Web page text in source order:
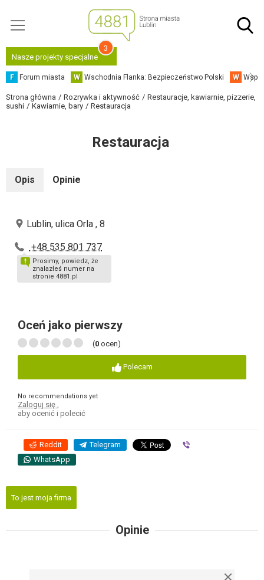
Nasze projekty specjalne
3
F Forum miasta W Wschodnia Flanka: Bezpieczeństwo Polski W
Strona główna Rozrywka i aktywność
Restauracje, kawiarnie, pizzerie,
sushi
Kawiarnie, bary Restauracja
Restauracja
Opis Opinie
Lublin, ulica Orla , 8
+48 535 801 737
Prosimy, powiedz, że
znalazłeś numer na
stronie 4881.pl
Oceń jako pierwszy
(0 ocen)
Polecam
No recommendations yet
Zaloguj się
aby ocenić i polecić
Reddit Telegram
WhatsApp
To jest moja firma
Opinie